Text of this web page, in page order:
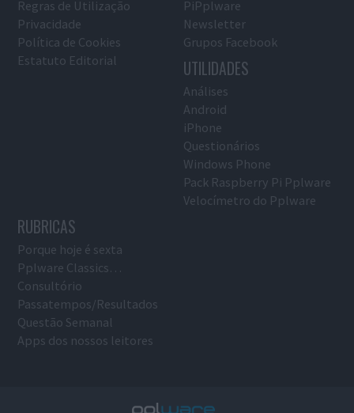
Regras de Utilização
Privacidade
Política de Cookies
Estatuto Editorial
PiPplware
Newsletter
Grupos Facebook
UTILIDADES
Análises
Android
iPhone
Questionários
Windows Phone
Pack Raspberry Pi Pplware
Velocímetro do Pplware
RUBRICAS
Porque hoje é sexta
Pplware Classics…
Consultório
Passatempos/Resultados
Questão Semanal
Apps dos nossos leitores